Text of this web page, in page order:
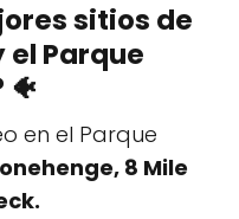
sitios de
el Parque
en el Parque
8 Mile